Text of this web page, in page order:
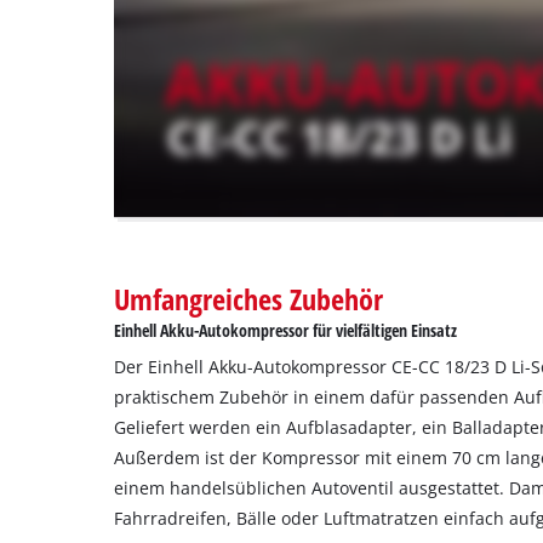
not
visitor.
website
the
site
with
their
CMP
to
add
this
content
to
Umfangreiches Zubehör
Einhell Akku-Autokompressor für vielfältigen Einsatz
Der Einhell Akku-Autokompressor CE-CC 18/23 D
praktischem Zubehör in einem dafür passenden
Geliefert werden ein Aufblasadapter, ein
Außerdem ist der Kompressor mit einem 70 cm
einem handelsüblichen Autoventil ausgestattet.
Fahrradreifen, Bälle oder Luftmatratzen einfach